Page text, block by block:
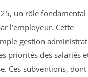
un rôle
l’employeur. Cette
gestion
priorités des salariés
Ces subventions,